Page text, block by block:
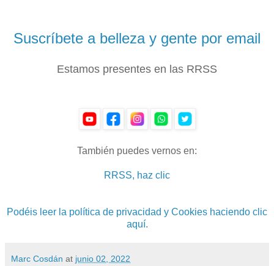
Suscríbete a belleza y gente por email
Estamos presentes en las RRSS
También puedes vernos en:
RRSS, haz clic
Podéis leer la política de privacidad y Cookies haciendo clic
aquí.
Marc Cosdán at junio 02, 2022